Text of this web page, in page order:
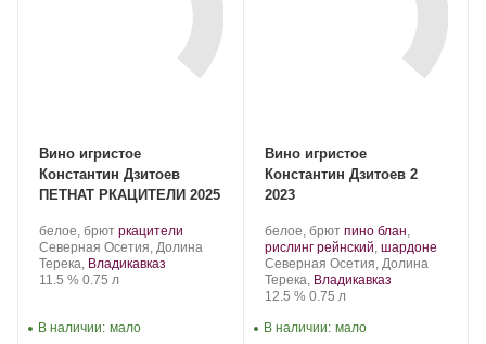
Вино игристое
Константин Дзитоев
ПЕТНАТ РКАЦИТЕЛИ 2025
Производитель:
Константин
Дзитоев.
белое, брют .
Сорт
винограда:
ркацители
Регион:
Северная Осетия, Долина
Терека, Владикавказ
Крепость
11.5 %. Объем
0.75 л
В наличии: мало
Вино игристое
Константин Дзитоев 2
2023
Производитель:
Константин
Дзитоев.
белое, брют .
Сорт
винограда:
пино блан,
рислинг рейнский, шардоне.
Регион:
Северная Осетия, Долина
Терека, Владикавказ
Крепость
12.5 %. Объем
0.75 л
В наличии: мало